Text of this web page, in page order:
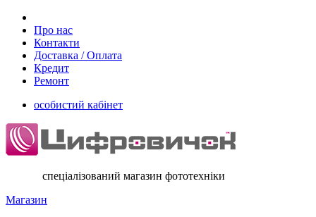
Про нас
Контакти
Доставка / Оплата
Кредит
Ремонт
особистий кабінет
спеціалізований магазин фототехніки
Магазин